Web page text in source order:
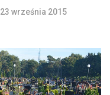
23 września 2015